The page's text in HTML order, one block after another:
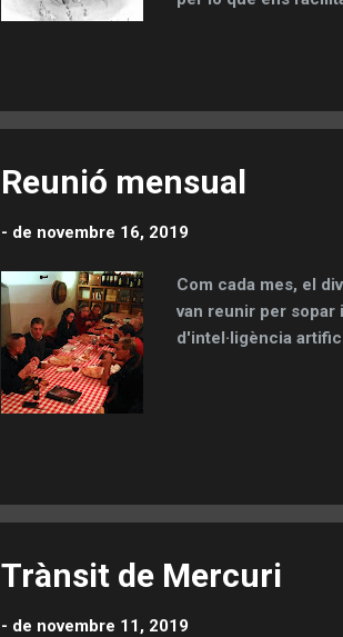
arribar a veure és
de la millor manera
Reunió mensual
- de novembre 16, 2019
Com cada mes, el
van reunir per sopar
d'intel·ligència
Trànsit de Mercuri
- de novembre 11, 2019